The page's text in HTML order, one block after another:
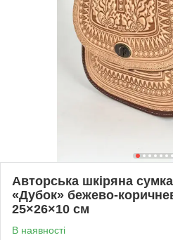
Авторська шкіряна
«Дубок» бежево-
25×26×10 см
В наявності